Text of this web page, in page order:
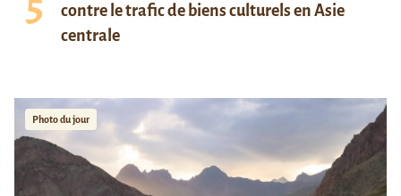
contre le trafic de biens culturels en Asie
centrale
Photo du jour